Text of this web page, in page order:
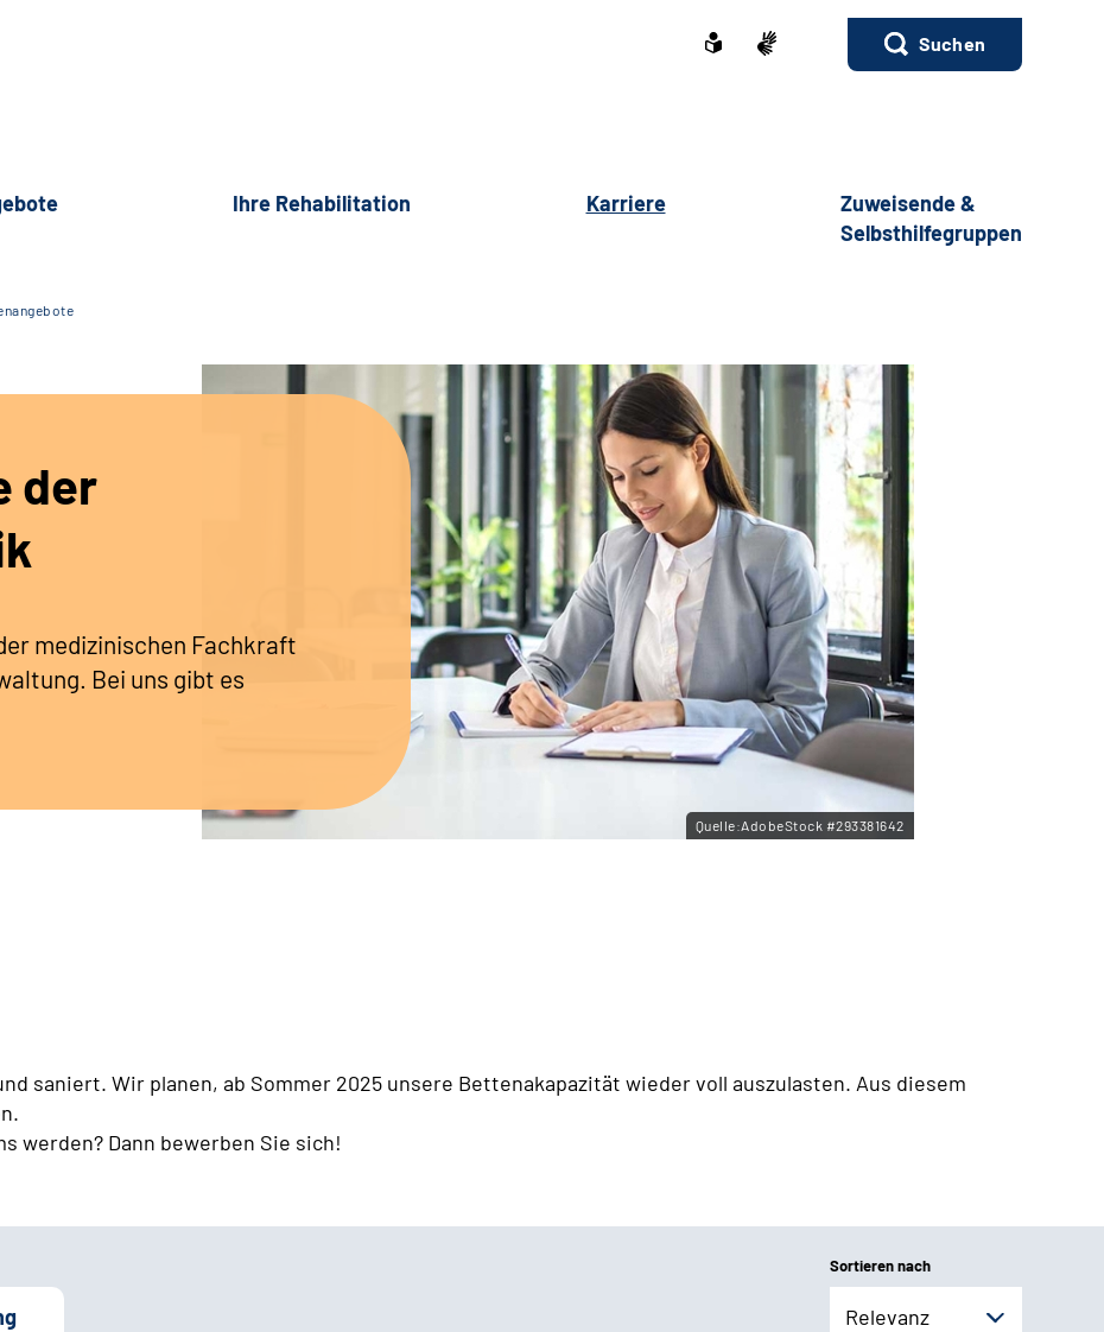
Suchen
Ihre Rehabilitation Karriere
Zuweisende &
Selbsthilfegruppen
der
medizinischen Fachkraft
Bei uns gibt es
Quelle:AdobeStock #293381642
saniert. Wir planen, ab Sommer 2025 unsere Bettenakapazität wieder voll auszulasten. Aus diesem
werden? Dann bewerben Sie sich!
Sortieren nach
Relevanz